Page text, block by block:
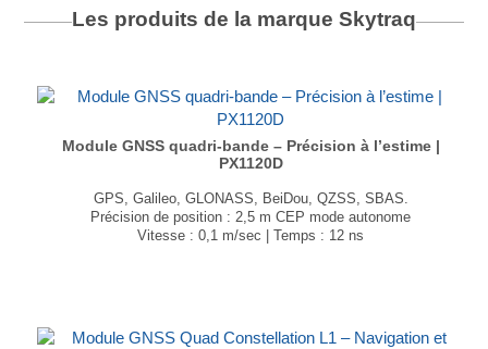
Les produits de la marque Skytraq
Module GNSS quadri-bande – Précision à l’estime |
PX1120D
GPS, Galileo, GLONASS, BeiDou, QZSS, SBAS.
Précision de position : 2,5 m CEP mode autonome
Vitesse : 0,1 m/sec | Temps : 12 ns